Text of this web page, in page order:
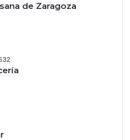
de Zaragoza